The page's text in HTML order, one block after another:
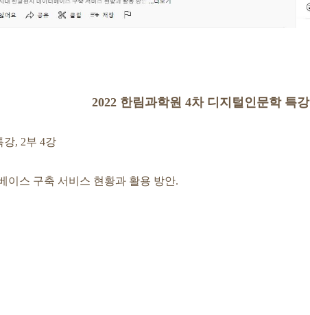
2022 한림과학원 4차 디지털인문학 특강
, 2부 4강
스 구축 서비스 현황과 활용 방안.